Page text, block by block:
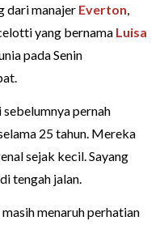
dari manajer Everton,
yang bernama Luisa
pada Senin
pernah
25 tahun. Mereka
sejak kecil. Sayang
tengah jalan.
menaruh perhatian